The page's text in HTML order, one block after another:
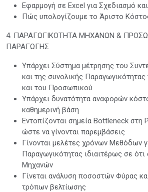
Εφαρμογή σε Excel για Σχεδιασμό
Πώς υπολογίζουμε το Άριστο
4. ΠΑΡΑΓΩΓΙΚΟΤΗΤΑ ΜΗΧΑΝΩΝ &
ΠΑΡΑΓΩΓΗΣ
Υπάρχει Σύστημα μέτρησης του
και της συνολικής
και του Προσωπικού
Υπάρχει δυνατότητα αναφορών
καθημερινή βάση
Εντοπίζονται σημεία Bottleneck στη
ώστε να γίνονται παρεμβάσεις
Γίνονται μελέτες χρόνων Μεθόδων
Παραγωγικότητας ιδιαιτέρως σε
Μηχανών
Γίνεται ανάλυση ποσοστών Φύρας
τρόπων βελτίωσης